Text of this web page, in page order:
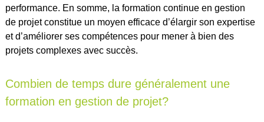
performance. En somme, la formation continue en gestion
de projet constitue un moyen efficace d’élargir son expertise
et d’améliorer ses compétences pour mener à bien des
projets complexes avec succès.
Combien de temps dure généralement une
formation en gestion de projet?